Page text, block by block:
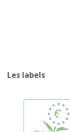
Les labels